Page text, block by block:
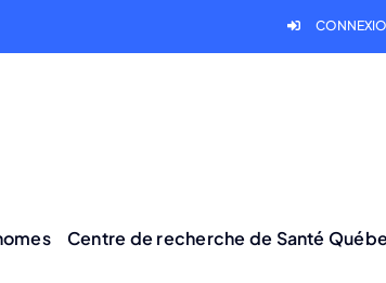
Centre de recherche de Santé